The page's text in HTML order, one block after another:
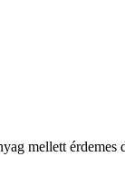
mellett érdemes